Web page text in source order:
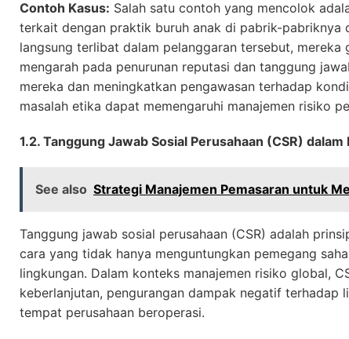
Contoh Kasus: Salah satu contoh yang mencolok
terkait dengan praktik buruh anak di pabrik-pabriknya
langsung terlibat dalam pelanggaran tersebut,
mengarah pada penurunan reputasi dan tanggung
mereka dan meningkatkan pengawasan terhadap
masalah etika dapat memengaruhi manajemen risiko
1.2. Tanggung Jawab Sosial Perusahaan (CSR)
See also Strategi Manajemen Pemasaran untuk
Tanggung jawab sosial perusahaan (CSR) adalah
cara yang tidak hanya menguntungkan pemegang
lingkungan. Dalam konteks manajemen risiko global,
keberlanjutan, pengurangan dampak negatif terhadap
tempat perusahaan beroperasi.